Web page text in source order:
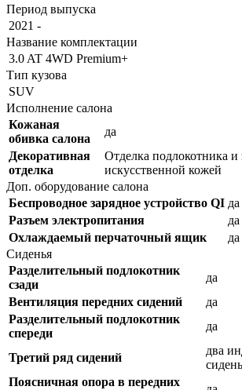
Период выпуска
2021 -
Название комплектации
3.0 AT 4WD Premium+
Тип кузова
SUV
Исполнение салона
Кожаная
обивка салона
да
Декоративная
отделка
Отделка подлокотника и
искусственной кожей
Доп. оборудование салона
Беспроводное зарядное устройство QI да
Разъем электропитания
да
Охлаждаемый перчаточный ящик
да
Сиденья
Разделительный подлокотник
сзади
да
Вентиляция передних сидений
да
Разделительный подлокотник
спереди
да
Третий ряд сидений
два
Поясничная опора в передних